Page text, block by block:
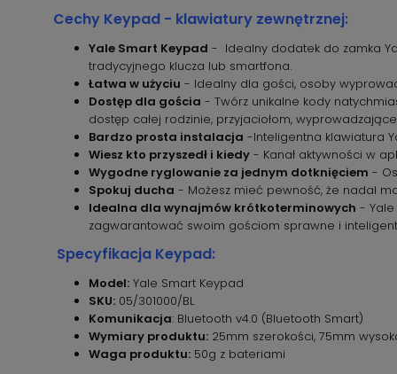
Cechy Keypad - klawiatury zewnętrznej:
Yale Smart Keypad - Idealny dodatek do zamka
tradycyjnego klucza lub smartfona.
Łatwa w użyciu - Idealny dla gości, osoby
Dostęp dla gościa - Twórz unikalne kody
dostęp całej rodzinie, przyjaciołom,
Bardzo prosta instalacja -Inteligentna klawiatura
Wiesz kto przyszedł i kiedy - Kanał aktywności w
Wygodne ryglowanie za jednym dotknięciem -
Spokuj ducha - Możesz mieć pewność, że nadal
Idealna dla wynajmów krótkoterminowych -
zagwarantować swoim gościom sprawne i
Specyfikacja Keypad:
Model: Yale Smart Keypad
SKU: 05/301000/BL
Komunikacja: Bluetooth v4.0 (Bluetooth Smart)
Wymiary produktu: 25mm szerokości, 75mm
Waga produktu: 50g z bateriami